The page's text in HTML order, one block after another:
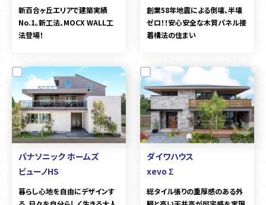
新百合ヶ丘エリアで建築実績
No.1。新工法、MOCX WALL工
法登場！
創業58年地震による倒壊、半壊
ゼロ！！安心安全な木質パネル接
着構法の住まい
パナソニック ホームズ
ビューノHS
暮らし心地を自由にデザインす
ダイワハウス
xevo Σ
総タイル張りの重厚感のある外